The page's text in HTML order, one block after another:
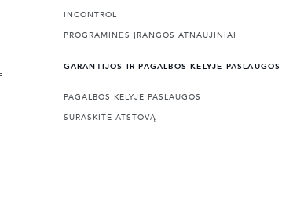
INCONTROL
PROGRAMINĖS ĮRANGOS ATNAUJINIAI
GARANTIJOS IR PAGALBOS KELYJE PASLAUGOS
PAGALBOS KELYJE PASLAUGOS
SURASKITE ATSTOVĄ